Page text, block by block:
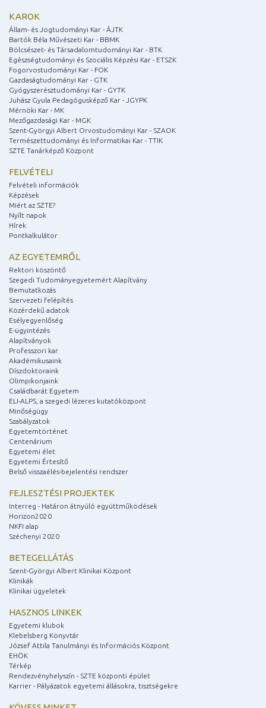
KAROK
Állam- és Jogtudományi Kar - ÁJTK
Bartók Béla Művészeti Kar - BBMK
Bölcsészet- és Társadalomtudományi Kar - BTK
Egészségtudományi és Szociális Képzési Kar - ETSZK
Fogorvostudományi Kar - FOK
Gazdaságtudományi Kar - GTK
Gyógyszerésztudományi Kar - GYTK
Juhász Gyula Pedagógusképző Kar - JGYPK
Mérnöki Kar - MK
Mezőgazdasági Kar - MGK
Szent-Györgyi Albert Orvostudományi Kar - SZAOK
Természettudományi és Informatikai Kar - TTIK
SZTE Tanárképző Központ
FELVÉTELI
Felvételi információk
Képzések
Miért az SZTE?
Nyílt napok
Hírek
Pontkalkulátor
AZ EGYETEMRŐL
Rektori köszöntő
Szegedi Tudományegyetemért Alapítvány
Bemutatkozás
Szervezeti felépítés
Közérdekű adatok
Esélyegyenlőség
E-ügyintézés
Alapítványok
Professzori kar
Akadémikusaink
Díszdoktoraink
Olimpikonjaink
Családbarát Egyetem
ELI-ALPS, a szegedi lézeres kutatóközpont
Minőségügy
Szabályzatok
Egyetemtörténet
Centenárium
Egyetemi élet
Egyetemi Értesítő
Belső visszaélés-bejelentési rendszer
FEJLESZTÉSI PROJEKTEK
Interreg - Határon átnyúló együttműködések
Horizon2020
NKFI alap
Széchenyi 2020
BETEGELLÁTÁS
Szent-Györgyi Albert Klinikai Központ
Klinikák
Klinikai ügyeletek
HASZNOS LINKEK
Egyetemi klubok
Klebelsberg Könyvtár
József Attila Tanulmányi és Információs Központ
EHÖK
Térkép
Rendezvényhelyszín - SZTE központi épület
Karrier - Pályázatok egyetemi állásokra, tisztségekre